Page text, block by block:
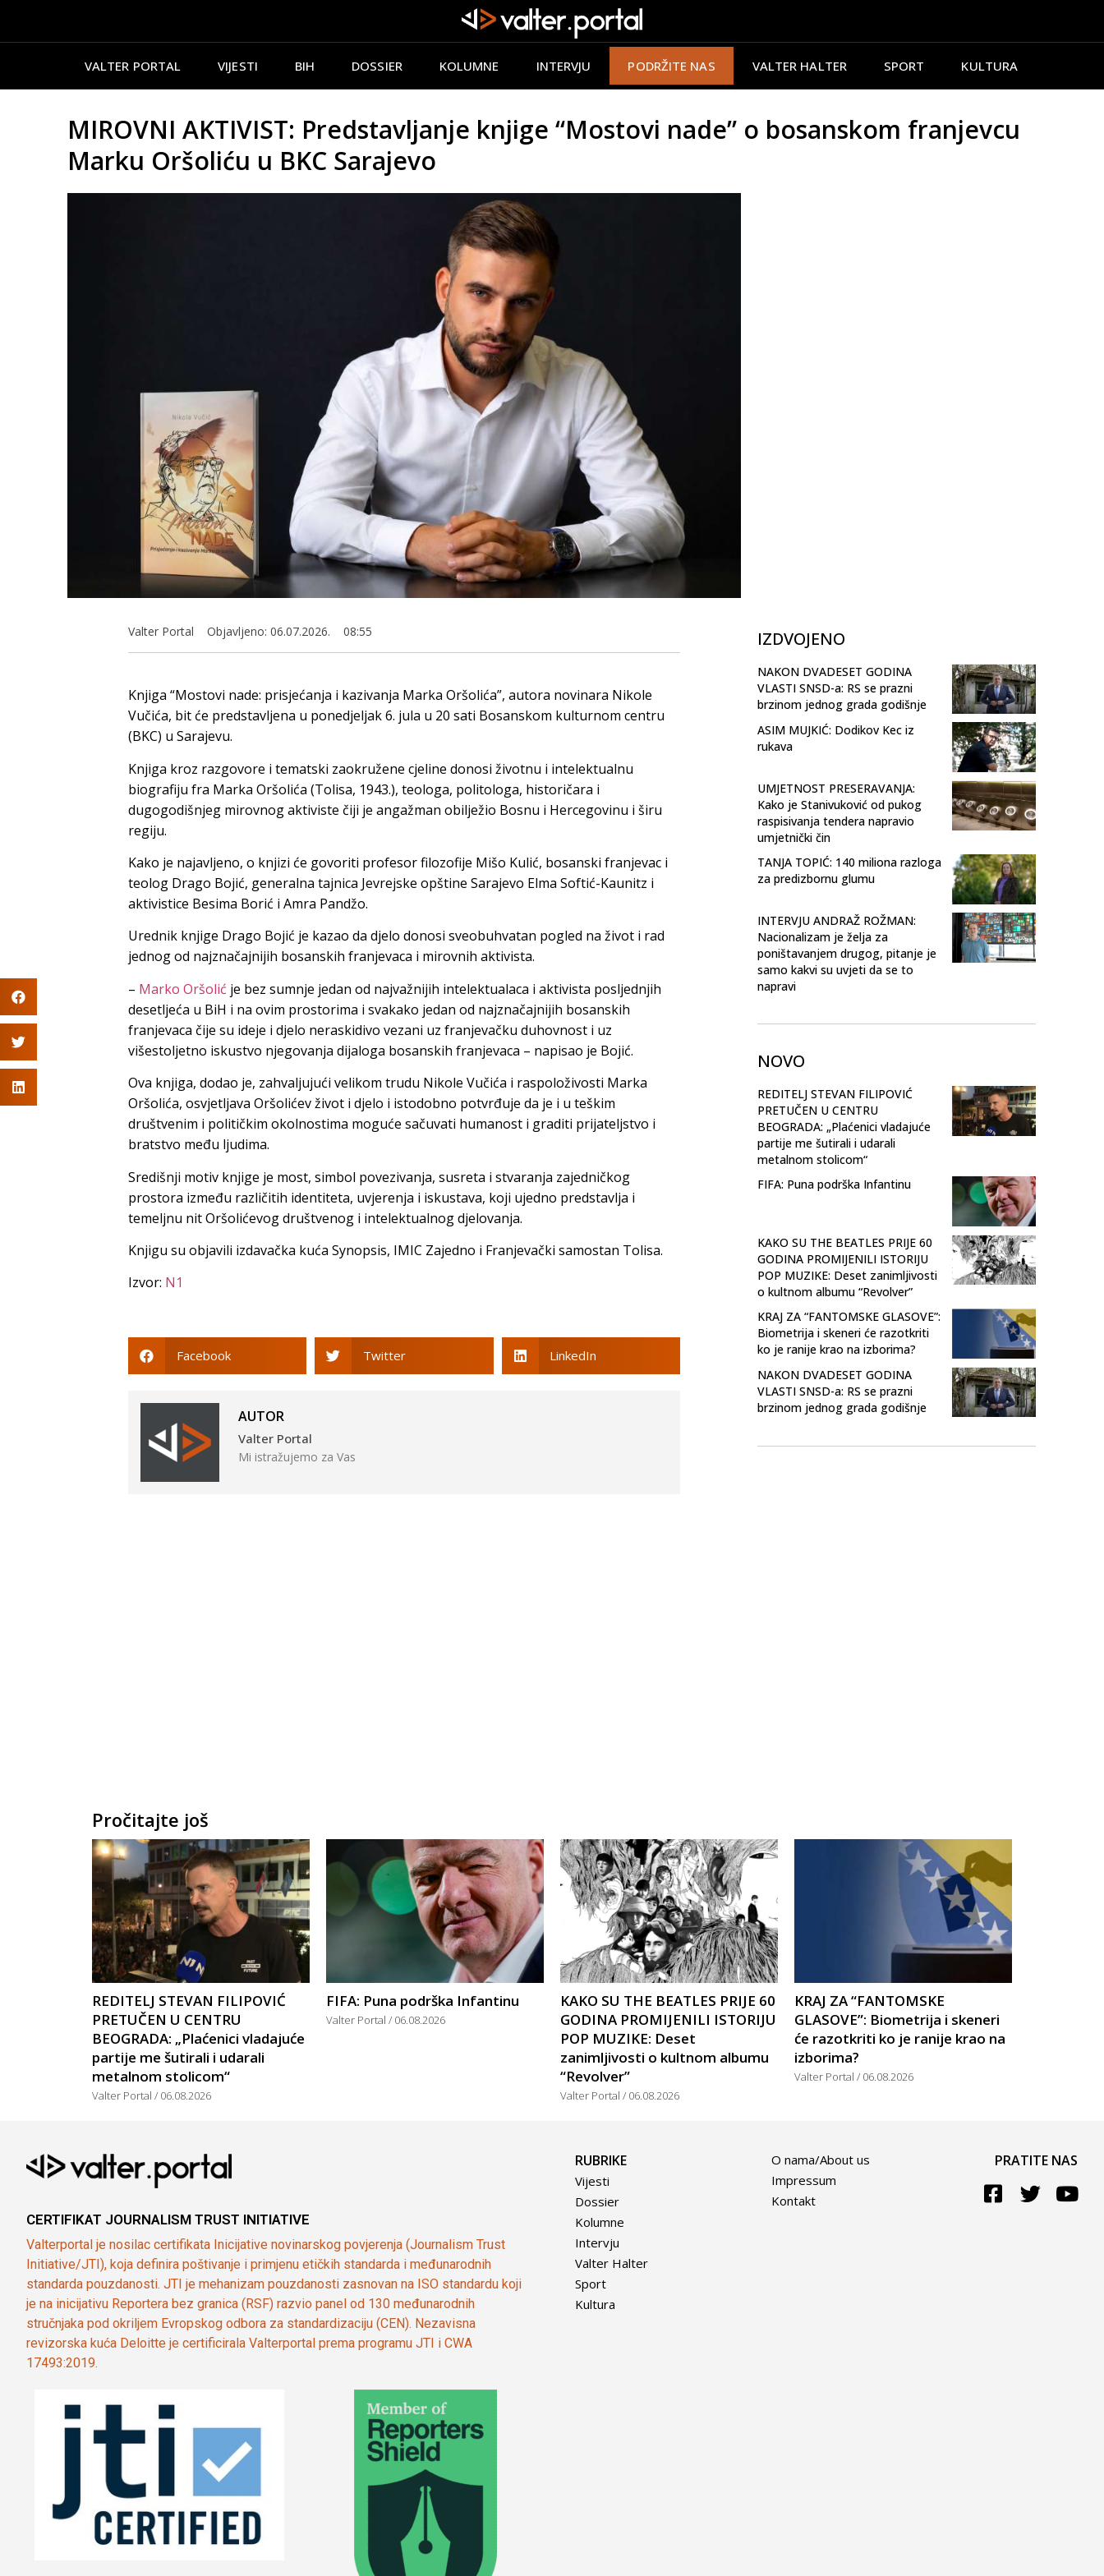
VALTER PORTAL VIJESTI BIH DOSSIER KOLUMNE INTERVJU PODRŽITE NAS VALTER HALTER SPORT KULTURA
MIROVNI AKTIVIST: Predstavljanje knjige “Mostovi nade” o bosanskom franjevcu
Marku Oršoliću u BKC Sarajevo
Valter Portal Objavljeno: 06.07.2026. 08:55
Knjiga “Mostovi nade: prisjećanja i kazivanja Marka Oršolića”, autora novinara Nikole
Vučića, bit će predstavljena u ponedjeljak 6. jula u 20 sati Bosanskom kulturnom centru
(BKC) u Sarajevu.
Knjiga kroz razgovore i tematski zaokružene cjeline donosi životnu i intelektualnu
biografiju fra Marka Oršolića (Tolisa, 1943.), teologa, politologa, historičara i
dugogodišnjeg mirovnog aktiviste čiji je angažman obilježio Bosnu i Hercegovinu i širu
regiju.
Kako je najavljeno, o knjizi će govoriti profesor filozofije Mišo Kulić, bosanski franjevac i
teolog Drago Bojić, generalna tajnica Jevrejske opštine Sarajevo Elma Softić-Kaunitz i
aktivistice Besima Borić i Amra Pandžo.
Urednik knjige Drago Bojić je kazao da djelo donosi sveobuhvatan pogled na život i rad
jednog od najznačajnijih bosanskih franjevaca i mirovnih aktivista.
– Marko Oršolić je bez sumnje jedan od najvažnijih intelektualaca i aktivista posljednjih
desetljeća u BiH i na ovim prostorima i svakako jedan od najznačajnijih bosanskih
franjevaca čije su ideje i djelo neraskidivo vezani uz franjevačku duhovnost i uz
višestoljetno iskustvo njegovanja dijaloga bosanskih franjevaca – napisao je Bojić.
Ova knjiga, dodao je, zahvaljujući velikom trudu Nikole Vučića i raspoloživosti Marka
Oršolića, osvjetljava Oršolićev život i djelo i istodobno potvrđuje da je i u teškim
društvenim i političkim okolnostima moguće sačuvati humanost i graditi prijateljstvo i
bratstvo među ljudima.
Središnji motiv knjige je most, simbol povezivanja, susreta i stvaranja zajedničkog
prostora između različitih identiteta, uvjerenja i iskustava, koji ujedno predstavlja i
temeljnu nit Oršolićevog društvenog i intelektualnog djelovanja.
Knjigu su objavili izdavačka kuća Synopsis, IMIC Zajedno i Franjevački samostan Tolisa.
Izvor: N1
Facebook Twitter LinkedIn
AUTOR
Valter Portal
Mi istražujemo za Vas
IZDVOJENO
NAKON DVADESET GODINA
VLASTI SNSD-a: RS se prazni
brzinom jednog grada godišnje
ASIM MUJKIĆ: Dodikov Kec iz
rukava
UMJETNOST PRESERAVANJA:
Kako je Stanivuković od pukog
raspisivanja tendera napravio
umjetnički čin
TANJA TOPIĆ: 140 miliona razloga
za predizbornu glumu
INTERVJU ANDRAŽ ROŽMAN:
Nacionalizam je želja za
poništavanjem drugog, pitanje je
samo kakvi su uvjeti da se to
napravi
NOVO
REDITELJ STEVAN FILIPOVIĆ
PRETUČEN U CENTRU
BEOGRADA: „Plaćenici vladajuće
partije me šutirali i udarali
metalnom stolicom“
FIFA: Puna podrška Infantinu
KAKO SU THE BEATLES PRIJE 60
GODINA PROMIJENILI ISTORIJU
POP MUZIKE: Deset zanimljivosti
o kultnom albumu “Revolver”
KRAJ ZA “FANTOMSKE GLASOVE”:
Biometrija i skeneri će razotkriti
ko je ranije krao na izborima?
NAKON DVADESET GODINA
VLASTI SNSD-a: RS se prazni
brzinom jednog grada godišnje
Pročitajte još
REDITELJ STEVAN FILIPOVIĆ
PRETUČEN U CENTRU
BEOGRADA: „Plaćenici vladajuće
partije me šutirali i udarali
metalnom stolicom“
Valter Portal 06.08.2026
FIFA: Puna podrška Infantinu
Valter Portal 06.08.2026
KAKO SU THE BEATLES PRIJE 60
GODINA PROMIJENILI ISTORIJU
POP MUZIKE: Deset
zanimljivosti o kultnom albumu
“Revolver”
Valter Portal 06.08.2026
KRAJ ZA “FANTOMSKE
GLASOVE”: Biometrija i skeneri
će razotkriti ko je ranije krao na
izborima?
Valter Portal 06.08.2026
CERTIFIKAT JOURNALISM TRUST INITIATIVE
Valterportal je nosilac certifikata Inicijative novinarskog povjerenja (Journalism Trust
Initiative/JTI), koja definira poštivanje i primjenu etičkih standarda i međunarodnih
standarda pouzdanosti. JTI je mehanizam pouzdanosti zasnovan na ISO standardu koji
je na inicijativu Reportera bez granica (RSF) razvio panel od 130 međunarodnih
stručnjaka pod okriljem Evropskog odbora za standardizaciju (CEN). Nezavisna
revizorska kuća Deloitte je certificirala Valterportal prema programu JTI i CWA
17493:2019.
RUBRIKE
Vijesti
Dossier
Kolumne
Intervju
Valter Halter
Sport
Kultura
O nama/About us
Impressum
Kontakt
PRATITE NAS